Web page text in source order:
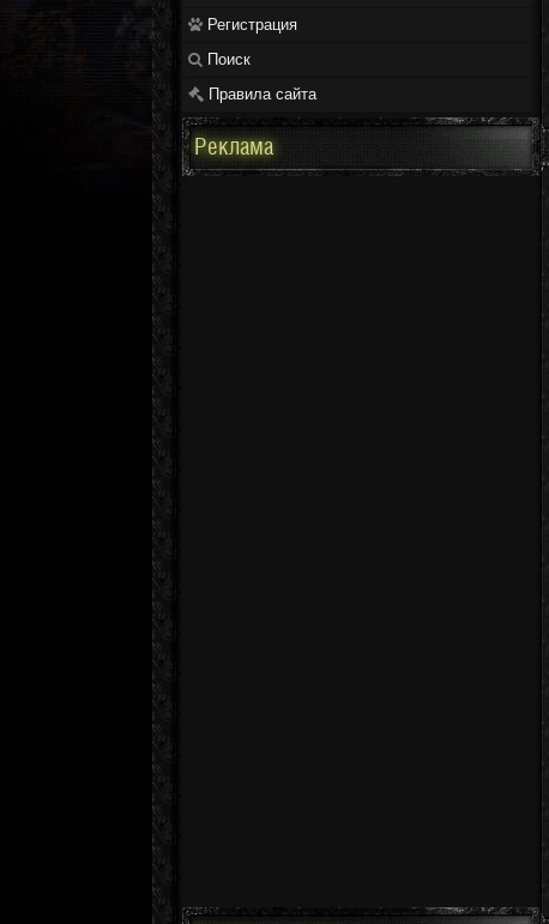
Регистрация
Поиск
Правила сайта
Реклама